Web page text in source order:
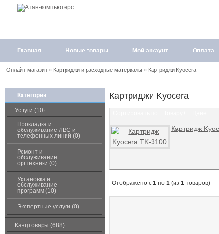
Главная Новые товары Мой аккаунт Оплата
Онлайн-магазин» Картриджи и расходные материалы» Картриджи Kyocera
Категории
Услуги (10)
Прокладка и
обслуживание ЛВС и
телефонных линий (0)
Ремонт и
обслуживание
оргтехники (0)
Установка и
обслуживание
программ (10)
Экспертные услуги (0)
Канцтовары (688)
Картриджи Kyocera
Картридж
Отображено с 1 по 1 (из 1 товаров)